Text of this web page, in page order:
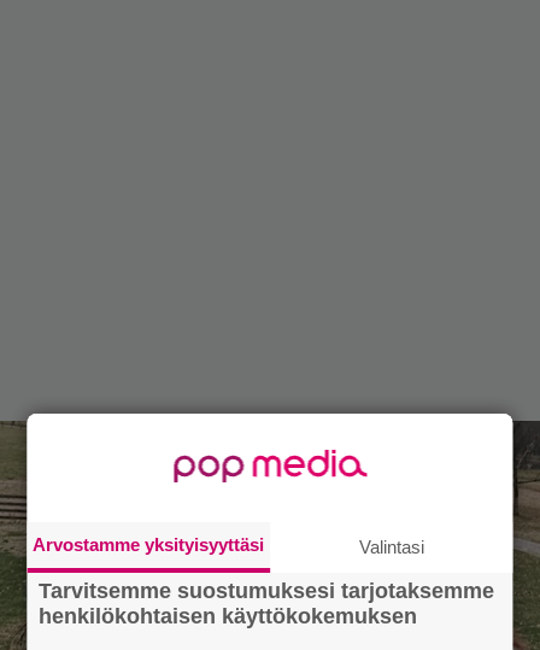
Arvostamme yksityisyyttäsi Valintasi
Tarvitsemme suostumuksesi tarjotaksemme
henkilökohtaisen käyttökokemuksen